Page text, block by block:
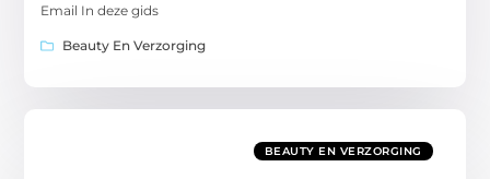
Email In deze gids
Beauty En Verzorging
BEAUTY EN VERZORGING